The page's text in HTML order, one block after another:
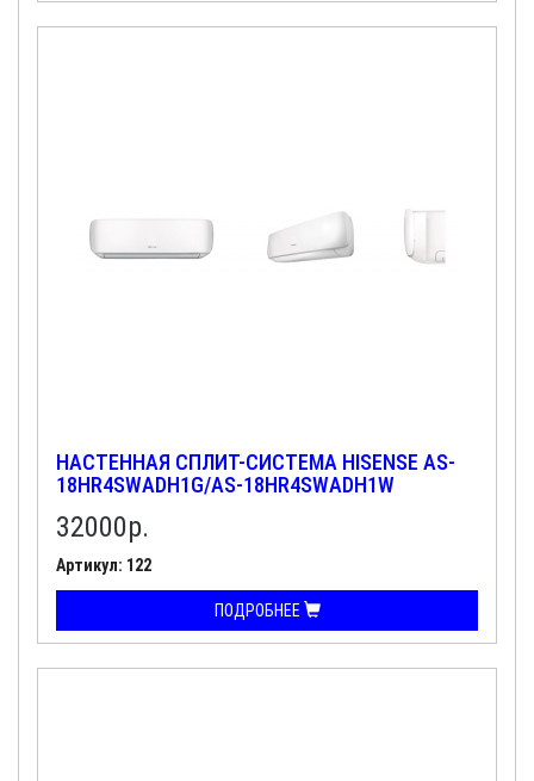
НАСТЕННАЯ СПЛИТ-СИСТЕМА HISENSE AS-
18HR4SWADH1G/AS-18HR4SWADH1W
32000р.
Артикул: 122
ПОДРОБНЕЕ